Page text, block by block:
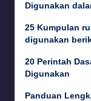
Digunakan
25 Kumpulan
digunakan
20 Perintah
Digunakan
Panduan